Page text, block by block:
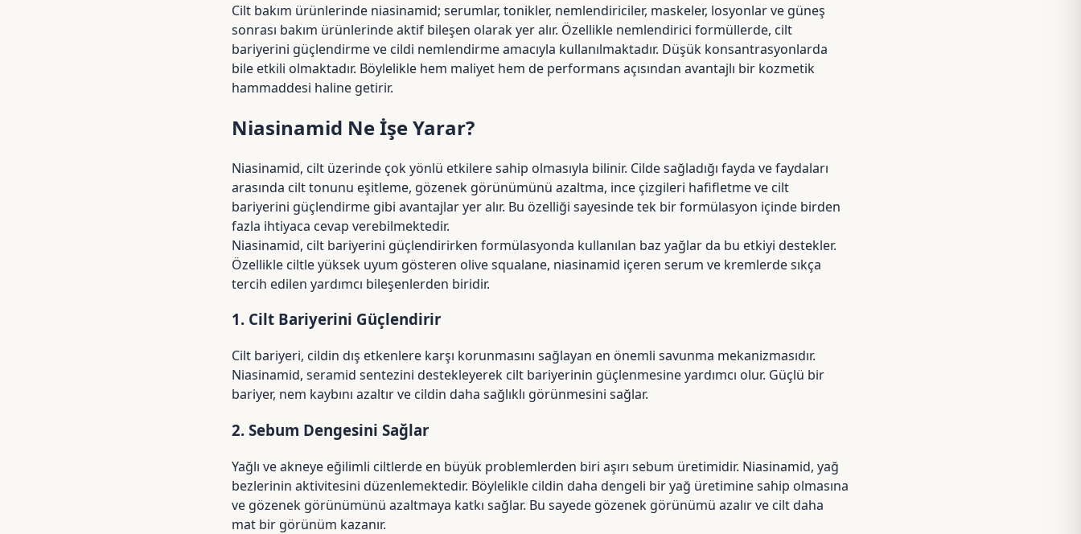
Cilt bakım ürünlerinde niasinamid; serumlar, tonikler, nemlendiriciler, maskeler, losyonlar ve güneş
sonrası bakım ürünlerinde aktif bileşen olarak yer alır. Özellikle nemlendirici formüllerde, cilt
bariyerini güçlendirme ve cildi nemlendirme amacıyla kullanılmaktadır. Düşük konsantrasyonlarda
bile etkili olmaktadır. Böylelikle hem maliyet hem de performans açısından avantajlı bir kozmetik
hammaddesi haline getirir.
Niasinamid Ne İşe Yarar?
Niasinamid, cilt üzerinde çok yönlü etkilere sahip olmasıyla bilinir. Cilde sağladığı fayda ve faydaları
arasında cilt tonunu eşitleme, gözenek görünümünü azaltma, ince çizgileri hafifletme ve cilt
bariyerini güçlendirme gibi avantajlar yer alır. Bu özelliği sayesinde tek bir formülasyon içinde birden
fazla ihtiyaca cevap verebilmektedir.
Niasinamid, cilt bariyerini güçlendirirken formülasyonda kullanılan baz yağlar da bu etkiyi destekler.
Özellikle ciltle yüksek uyum gösteren olive squalane, niasinamid içeren serum ve kremlerde sıkça
tercih edilen yardımcı bileşenlerden biridir.
1. Cilt Bariyerini Güçlendirir
Cilt bariyeri, cildin dış etkenlere karşı korunmasını sağlayan en önemli savunma mekanizmasıdır.
Niasinamid, seramid sentezini destekleyerek cilt bariyerinin güçlenmesine yardımcı olur. Güçlü bir
bariyer, nem kaybını azaltır ve cildin daha sağlıklı görünmesini sağlar.
2. Sebum Dengesini Sağlar
Yağlı ve akneye eğilimli ciltlerde en büyük problemlerden biri aşırı sebum üretimidir. Niasinamid, yağ
bezlerinin aktivitesini düzenlemektedir. Böylelikle cildin daha dengeli bir yağ üretimine sahip olmasına
ve gözenek görünümünü azaltmaya katkı sağlar. Bu sayede gözenek görünümü azalır ve cilt daha
mat bir görünüm kazanır.